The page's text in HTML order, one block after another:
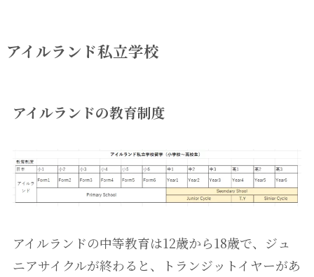
アイルランド私立学校
アイルランドの教育制度
アイルランドの中等教育は12歳から18歳で、ジュ
ニアサイクルが終わると、トランジットイヤーがあ